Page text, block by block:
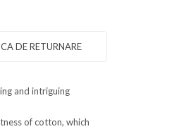
DE RETURNARE
and intriguing
of cotton, which